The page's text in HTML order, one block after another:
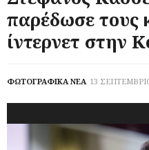
παρέδωσε τους
ίντερνετ στην
ΦΩΤΟΓΡΑΦΙΚΑ ΝΕΑ 13